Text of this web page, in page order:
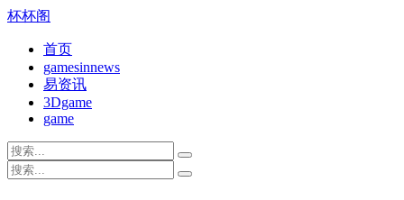
杯杯阁
首页
gamesinnews
易资讯
3Dgame
game